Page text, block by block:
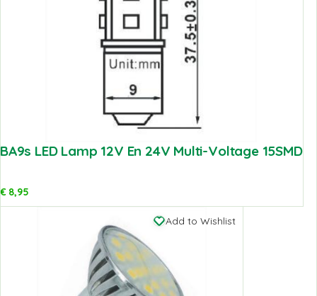
BA9s LED Lamp 12V En 24V Multi-Voltage 15SMD
€8,95
Add to Wishlist